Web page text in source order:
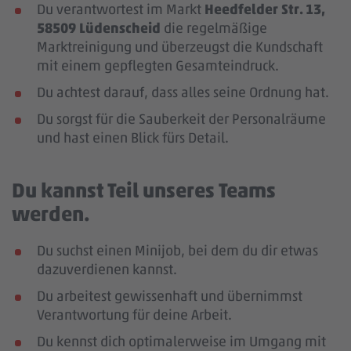
Du verantwortest im Markt Heedfelder Str. 13,
58509 Lüdenscheid die regelmäßige
Marktreinigung und überzeugst die Kundschaft
mit einem gepflegten Gesamteindruck.
Du achtest darauf, dass alles seine Ordnung hat.
Du sorgst für die Sauberkeit der Personalräume
und hast einen Blick fürs Detail.
Du kannst Teil unseres Teams
werden.
Du suchst einen Minijob, bei dem du dir etwas
dazuverdienen kannst.
Du arbeitest gewissenhaft und übernimmst
Verantwortung für deine Arbeit.
Du kennst dich optimalerweise im Umgang mit